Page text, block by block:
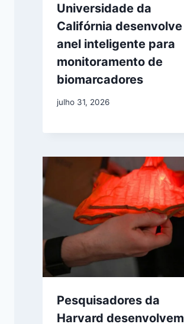
Universidade da
Califórnia desenvolve
anel inteligente para
monitoramento de
biomarcadores
julho 31, 2026
Pesquisadores da
Harvard desenvolvem